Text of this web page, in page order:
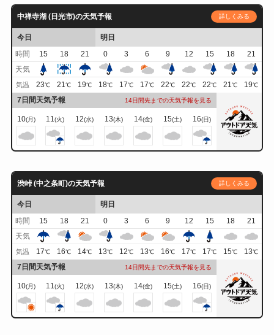
中禅寺湖 (日光市)の天気予報 詳しくみる
今日
明日
時間
15 18 21 0 3 6 9 12 15 18
21
天気
気温 23℃ 21℃ 19℃ 18℃ 17℃ 17℃ 22℃ 22℃ 22℃ 21℃ 19℃
7日間天気予報 14日間先までの天気予報を見る
10(月) 11(火) 12(水) 13(木) 14(金) 15(土) 16(日)
渋峠 (中之条町)の天気予報 詳しくみる
今日
明日
時間
15 18 21 0 3 6 9 12 15 18
21
天気
気温 17℃ 16℃ 14℃ 13℃ 12℃ 13℃ 16℃ 17℃ 17℃ 15℃ 13℃
7日間天気予報 14日間先までの天気予報を見る
10(月) 11(火) 12(水) 13(木) 14(金) 15(土) 16(日)